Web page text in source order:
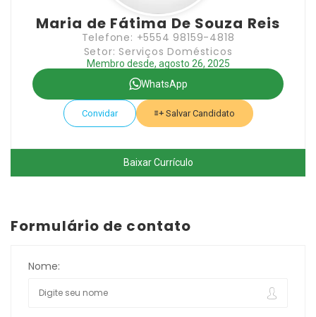
Maria de Fátima De Souza Reis
Telefone: +5554 98159-4818
Setor: Serviços Domésticos
Membro desde, agosto 26, 2025
WhatsApp
Convidar Salvar Candidato
Baixar Currículo
Formulário de contato
Nome: